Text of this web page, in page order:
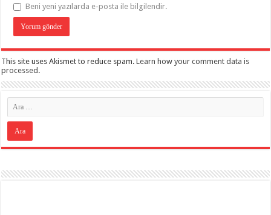
Beni yeni yazılarda e-posta ile bilgilendir.
This site uses Akismet to reduce spam.Learn how your comment data is
processed.